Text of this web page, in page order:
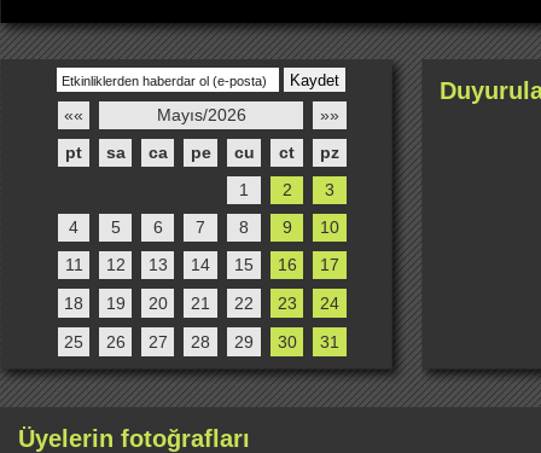
«« Mayıs/2026
»»
pt
sa ca pe cu ct
pz
1
2
3
4
5 6 7 8 9
10
11
12 13 14 15 16
17
18
19 20 21 22 23
24
25
26 27 28 29 30 31
Üyelerin fotoğrafları